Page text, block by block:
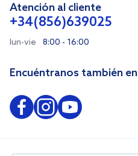
Atención al cliente
+34(856)639025
lun-vie 8:00 - 16:00
Encuéntranos también en